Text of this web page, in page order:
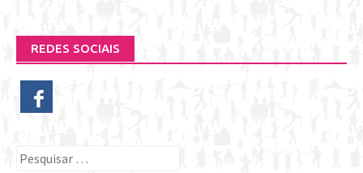
REDES SOCIAIS
Pesquisar